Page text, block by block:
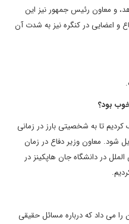
و معاون رئیس جمهور نیز این
و اعضایی در کنگره نیز به شدت آن
بود؟
کردیم تا به شخصیتی بارز در زمانی
شود. معاون وزیر دفاع در زمان
در دانشگاه جان هاپکینز در
را می داد که درباره مسائل حقیقی